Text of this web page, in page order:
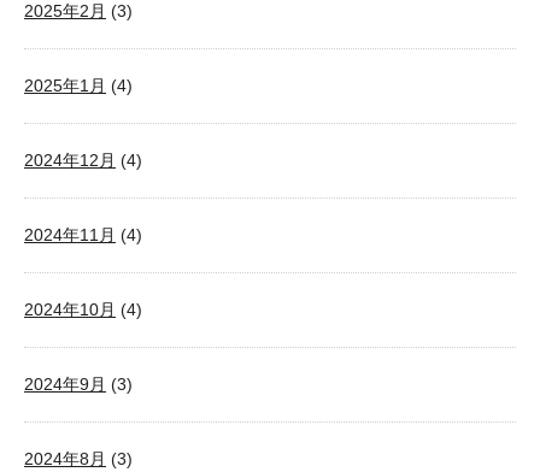
2025年2月 (3)
2025年1月 (4)
2024年12月 (4)
2024年11月 (4)
2024年10月 (4)
2024年9月 (3)
2024年8月 (3)